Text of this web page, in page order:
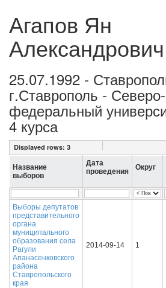
Агапов Ян
Александрович
25.07.1992 -
г.Ставрополь -
федеральный
4 курса
Displayed rows: 3
Название
выборов
Дата
проведения
Округ
Выборы депутатов
представительного
органа
муниципального
образования села
Рагули
Апанасенковского
района
Ставропольского
края
2014-09-14 1